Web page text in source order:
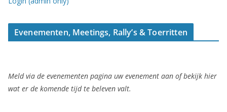
Evenementen, Meetings, Rally’s & Toerritten
Meld via de evenementen pagina uw evenement aan of bekijk hier
wat er de komende tijd te beleven valt.